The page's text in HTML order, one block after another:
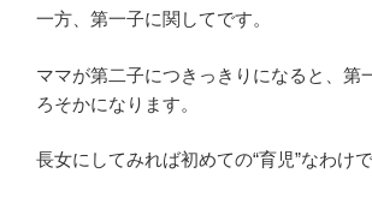
一方、第一子に関してです。
ママが第二子につきっきりになると、第
ろそかになります。
長女にしてみれば初めての“育児”なわけで